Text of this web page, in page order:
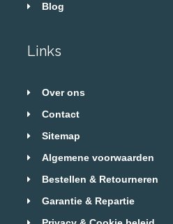
Blog
Links
Over ons
Contact
Sitemap
Algemene voorwaarden
Bestellen & Retourneren
Garantie & Repartie